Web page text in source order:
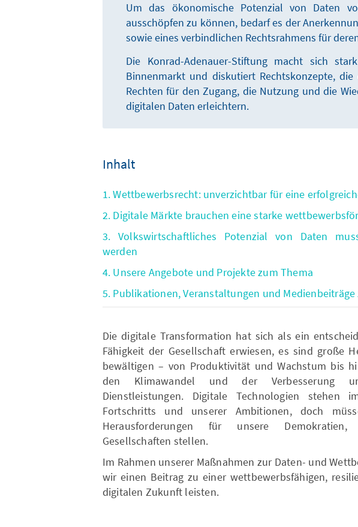
Um das ökonomische Potenzial von Daten
ausschöpfen zu können, bedarf es der
sowie eines verbindlichen Rechtsrahmens für
Die Konrad-Adenauer-Stiftung macht sich
Binnenmarkt und diskutiert Rechtskonzepte,
Rechten für den Zugang, die Nutzung und die
digitalen Daten erleichtern.
Inhalt
1. Wettbewerbsrecht: unverzichtbar für eine
2. Digitale Märkte brauchen eine starke
3. Volkswirtschaftliches Potenzial von Daten
werden
4. Unsere Angebote und Projekte zum Thema
5. Publikationen, Veranstaltungen und Medienbeiträge
Die digitale Transformation hat sich als ein
Fähigkeit der Gesellschaft erwiesen, es sind große
bewältigen – von Produktivität und Wachstum bis
den Klimawandel und der Verbesserung
Dienstleistungen. Digitale Technologien stehen
Fortschritts und unserer Ambitionen, doch
Herausforderungen für unsere
Gesellschaften stellen.
Im Rahmen unserer Maßnahmen zur Daten- und
wir einen Beitrag zu einer wettbewerbsfähigen,
digitalen Zukunft leisten.